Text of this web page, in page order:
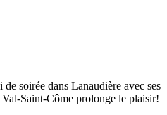
soirée dans Lanaudière avec ses
Saint-Côme prolonge le plaisir!